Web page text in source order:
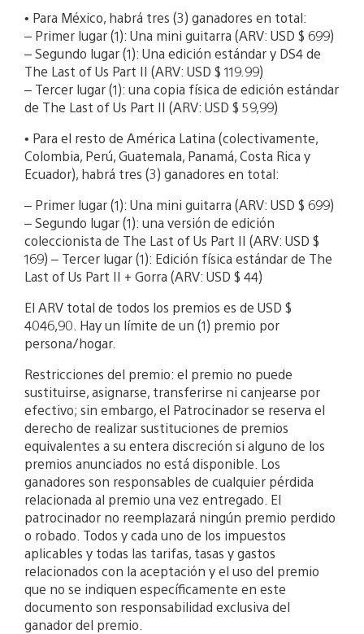
• Para México, habrá tres (3) ganadores en total:
– Primer lugar (1): Una mini guitarra (ARV: USD $ 699)
– Segundo lugar (1): Una edición estándar y DS4 de
The Last of Us Part II (ARV: USD $ 119.99)
– Tercer lugar (1): una copia física de edición estándar
de The Last of Us Part II (ARV: USD $ 59,99)
• Para el resto de América Latina (colectivamente,
Colombia, Perú, Guatemala, Panamá, Costa Rica y
Ecuador), habrá tres (3) ganadores en total:
– Primer lugar (1): Una mini guitarra (ARV: USD $ 699)
– Segundo lugar (1): una versión de edición
coleccionista de The Last of Us Part II (ARV: USD $
169) – Tercer lugar (1): Edición física estándar de The
Last of Us Part II + Gorra (ARV: USD $ 44)
El ARV total de todos los premios es de USD $
4046,90. Hay un límite de un (1) premio por
persona/hogar.
Restricciones del premio: el premio no puede
sustituirse, asignarse, transferirse ni canjearse por
efectivo; sin embargo, el Patrocinador se reserva el
derecho de realizar sustituciones de premios
equivalentes a su entera discreción si alguno de los
premios anunciados no está disponible. Los
ganadores son responsables de cualquier pérdida
relacionada al premio una vez entregado. El
patrocinador no reemplazará ningún premio perdido
o robado. Todos y cada uno de los impuestos
aplicables y todas las tarifas, tasas y gastos
relacionados con la aceptación y el uso del premio
que no se indiquen específicamente en este
documento son responsabilidad exclusiva del
ganador del premio.